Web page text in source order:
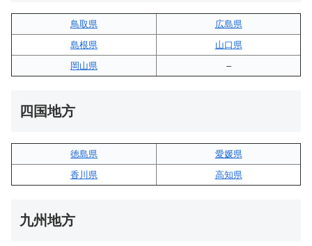
鳥取県
広島県
島根県
山口県
岡山県
–
四国地方
徳島県
愛媛県
香川県
高知県
九州地方